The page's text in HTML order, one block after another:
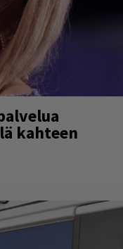
kahteen